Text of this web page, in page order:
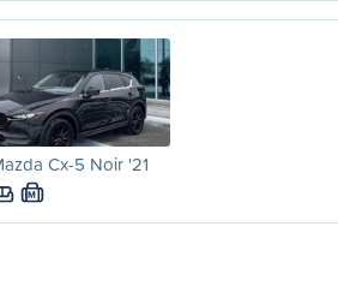
Cx-5 Noir '21
M